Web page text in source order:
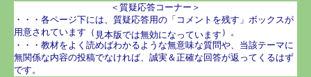
＜質疑応答コーナー＞
・・・各ページ下には、質疑応答用の「コメントを残す」ボックスが
用意されています（ 見本版では無効になっています）。
・・・教材をよく読めばわかるような無意味な質問や、当該テーマに
無関係な内容の投稿でなければ、誠実＆正確な回答が返ってくるはず
です。